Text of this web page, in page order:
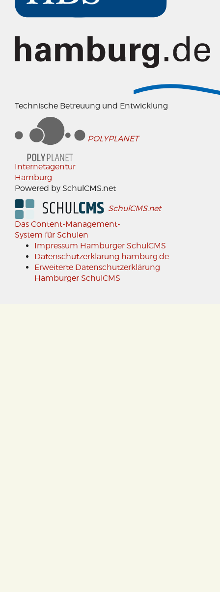
Technische Betreuung und Entwicklung
POLYPLANET
Internetagentur
Hamburg
Powered by SchulCMS.net
SchulCMS.net
Das Content-Management-
System für Schulen
Impressum Hamburger SchulCMS
Datenschutzerklärung hamburg.de
Erweiterte Datenschutzerklärung
Hamburger SchulCMS